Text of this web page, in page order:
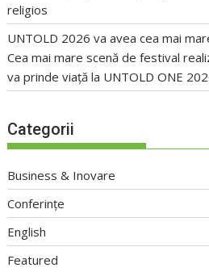
religios
UNTOLD 2026 va avea cea mai
Cea mai mare scenă de festival
va prinde viață la UNTOLD ONE
Categorii
Business & Inovare
Conferințe
English
Featured